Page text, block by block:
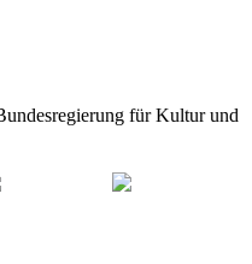
für Kultur und